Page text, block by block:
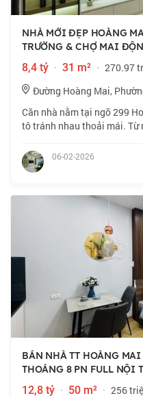
NHÀ MỚI ĐẸP HOÀNG
TRƯỜNG & CHỢ MAI
8,4 tỷ · 31 m² · 270.97
Đường Hoàng Mai,
Căn nhà nằm tại ngõ 299
tô tránh nhau thoải mái. Từ
doanh sầm uất. Kết nối nh
06-02-2026
BÁN NHÀ TT HOÀNG
THOÁNG 8 PN FULL NỘI
12,8 tỷ · 50 m² · 256